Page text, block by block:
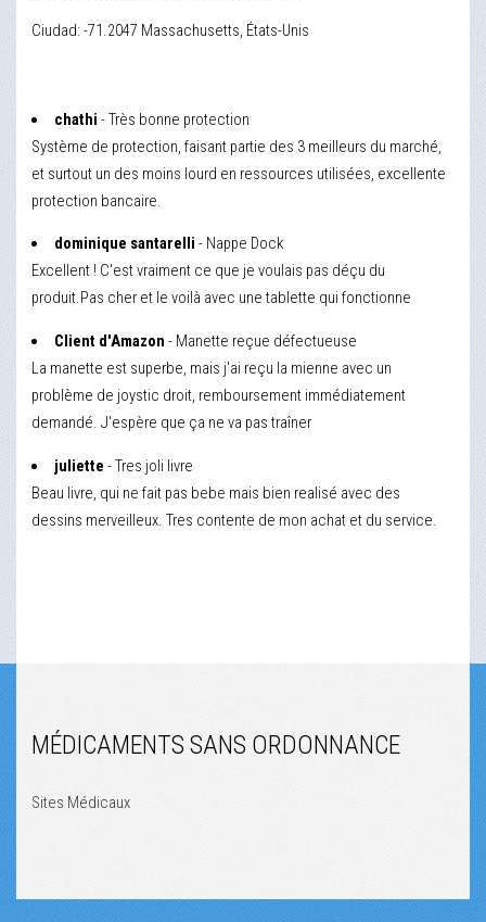
Ciudad: -71.2047 Massachusetts, États-Unis
chathi - Très bonne protection
Système de protection, faisant partie des 3 meilleurs du marché,
et surtout un des moins lourd en ressources utilisées, excellente
protection bancaire.
dominique santarelli - Nappe Dock
Excellent ! C'est vraiment ce que je voulais pas déçu du
produit.Pas cher et le voilà avec une tablette qui fonctionne
Client d'Amazon - Manette reçue défectueuse
La manette est superbe, mais j'ai reçu la mienne avec un
problème de joystic droit, remboursement immédiatement
demandé. J'espère que ça ne va pas traîner
juliette - Tres joli livre
Beau livre, qui ne fait pas bebe mais bien realisé avec des
dessins merveilleux. Tres contente de mon achat et du service.
MÉDICAMENTS SANS ORDONNANCE
Sites Médicaux